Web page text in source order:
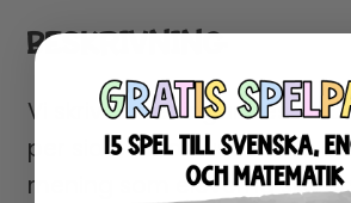
BESKRIVNING
Vi skriver meningar består
per sida, med illustrerade
mening som eleverna ska